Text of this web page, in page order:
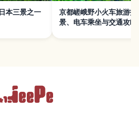
本三景之一
京都嵯峨野小火车旅游指
景、电车乘坐与交通攻略